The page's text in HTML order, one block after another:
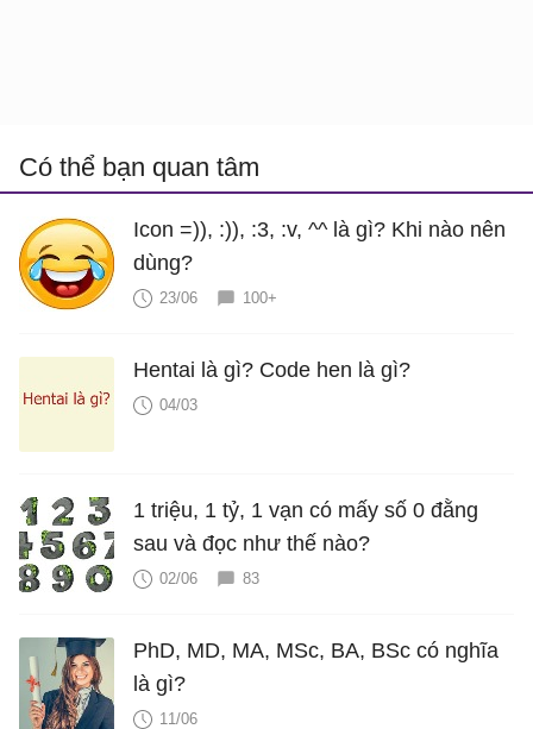
Có thể bạn quan tâm
Icon =)), :)), :3, :v, ^^ là gì? Khi nào nên
dùng?
23/06 100+
Hentai là gì? Code hen là gì?
04/03
1 triệu, 1 tỷ, 1 vạn có mấy số 0 đằng
sau và đọc như thế nào?
02/06 83
PhD, MD, MA, MSc, BA, BSc có nghĩa
là gì?
11/06